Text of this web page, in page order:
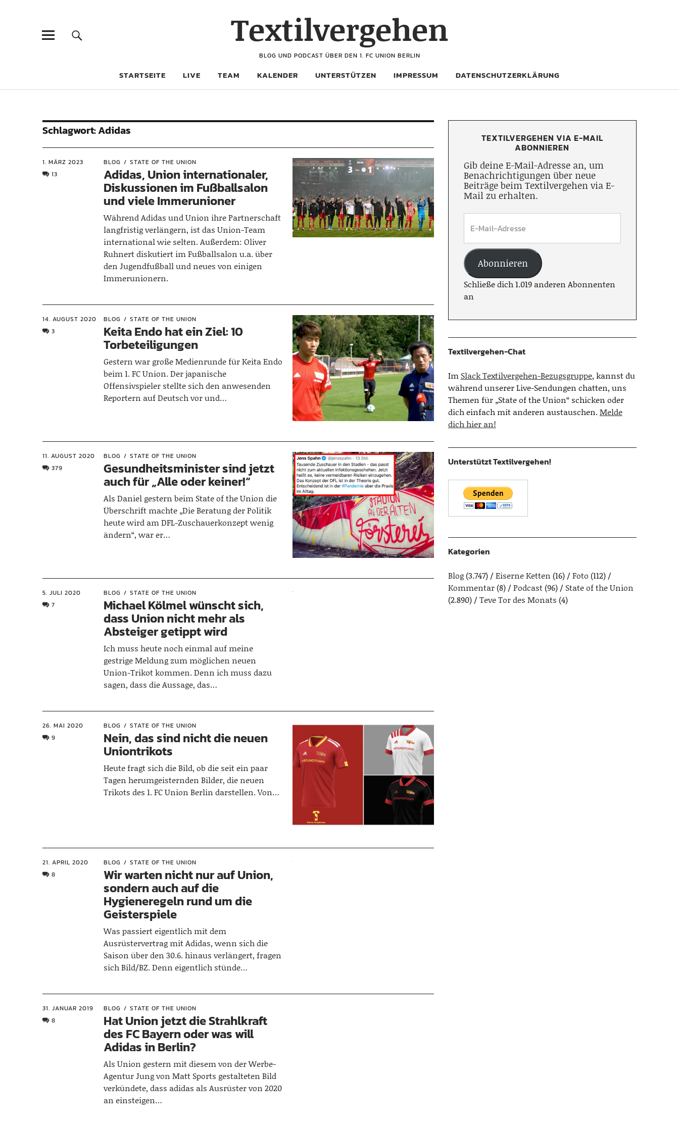
Textilvergehen
BLOG UND PODCAST ÜBER DEN 1. FC UNION BERLIN
STARTSEITE LIVE TEAM KALENDER UNTERSTÜTZEN IMPRESSUM DATENSCHUTZERKLÄRUNG
Schlagwort:Adidas
1. MÄRZ 2023
13
BLOG STATE OF THE UNION
Adidas, Union internationaler,
Diskussionen im Fußballsalon
und viele Immerunioner
Während Adidas und Union ihre Partnerschaft
langfristig verlängern, ist das Union-Team
international wie selten. Außerdem: Oliver
Ruhnert diskutiert im Fußballsalon u.a. über
den Jugendfußball und neues von einigen
Immerunionern.
14. AUGUST 2020
3
BLOG STATE OF THE UNION
Keita Endo hat ein Ziel: 10
Torbeteiligungen
Gestern war große Medienrunde für Keita Endo
beim 1. FC Union. Der japanische
Offensivspieler stellte sich den anwesenden
Reportern auf Deutsch vor und…
11. AUGUST 2020
379
BLOG STATE OF THE UNION
Gesundheitsminister sind jetzt
auch für „Alle oder keiner!“
Als Daniel gestern beim State of the Union die
Überschrift machte „Die Beratung der Politik
heute wird am DFL-Zuschauerkonzept wenig
ändern“, war er…
5. JULI 2020
7
BLOG STATE OF THE UNION
Michael Kölmel wünscht sich,
dass Union nicht mehr als
Absteiger getippt wird
Ich muss heute noch einmal auf meine
gestrige Meldung zum möglichen neuen
Union-Trikot kommen. Denn ich muss dazu
sagen, dass die Aussage, das…
26. MAI 2020
9
BLOG STATE OF THE UNION
Nein, das sind nicht die neuen
Uniontrikots
Heute fragt sich die Bild, ob die seit ein paar
Tagen herumgeisternden Bilder, die neuen
Trikots des 1. FC Union Berlin darstellen. Von…
21. APRIL 2020
8
BLOG STATE OF THE UNION
Wir warten nicht nur auf Union,
sondern auch auf die
Hygieneregeln rund um die
Geisterspiele
Was passiert eigentlich mit dem
Ausrüstervertrag mit Adidas, wenn sich die
Saison über den 30.6. hinaus verlängert, fragen
sich Bild/BZ. Denn eigentlich stünde…
31. JANUAR 2019
8
BLOG STATE OF THE UNION
Hat Union jetzt die Strahlkraft
des FC Bayern oder was will
Adidas in Berlin?
Als Union gestern mit diesem von der Werbe-
Agentur Jung von Matt Sports gestalteten Bild
verkündete, dass adidas als Ausrüster von 2020
an einsteigen…
TEXTILVERGEHEN VIA E-MAIL
ABONNIEREN
Gib deine E-Mail-Adresse an, um
Benachrichtigungen über neue
Beiträge beim Textilvergehen via E-
Mail zu erhalten.
Abonnieren
Schließe dich 1.019 anderen Abonnenten
an
Textilvergehen-Chat
Im Slack Textilvergehen-Bezugsgruppe, kannst du
während unserer Live-Sendungen chatten, uns
Themen für „State of the Union“ schicken oder
dich einfach mit anderen austauschen.Melde
dich hier an!
Unterstützt Textilvergehen!
Kategorien
Blog(3.747) Eiserne Ketten (16) Foto (112)
Kommentar(8) Podcast(96)
State of the Union
(2.890)
Teve Tor des Monats (4)